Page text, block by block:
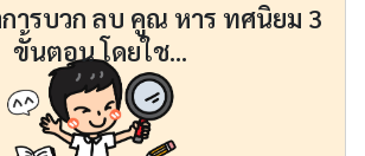
ารบวก ลบ คูณ หาร ทศนิยม 3
ขั้นตอน โดยใช...